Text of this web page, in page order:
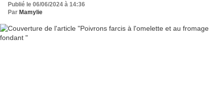
Publié le 06/06/2024 à 14:36
Par Mamylie